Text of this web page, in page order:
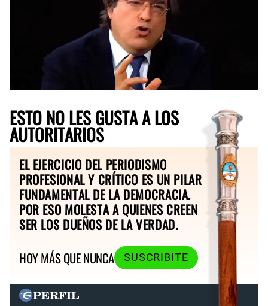
ESTO NO LES GUSTA A LOS
AUTORITARIOS
EL EJERCICIO DEL PERIODISMO
PROFESIONAL Y CRÍTICO ES UN PILAR
FUNDAMENTAL DE LA DEMOCRACIA.
POR ESO MOLESTA A QUIENES CREEN
SER LOS DUEÑOS DE LA VERDAD.
HOY MÁS QUE NUNCA
SUSCRIBITE